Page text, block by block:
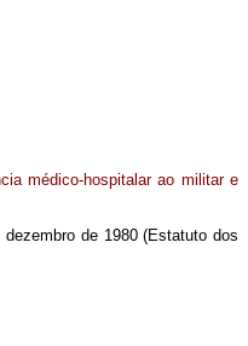
médico-hospitalar ao militar e
de 1980 (Estatuto dos